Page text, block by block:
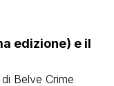
edizione) e il
Belve Crime